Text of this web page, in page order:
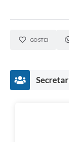
GOSTEI